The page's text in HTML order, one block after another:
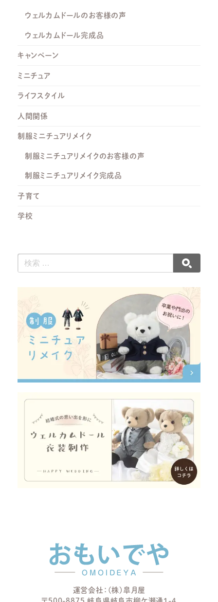
ウェルカムドールのお客様の声
ウェルカムドール完成品
キャンペーン
ミニチュア
ライフスタイル
人間関係
制服ミニチュアリメイク
制服ミニチュアリメイクのお客様の声
制服ミニチュアリメイク完成品
子育て
学校
運営会社：(株)皐月屋